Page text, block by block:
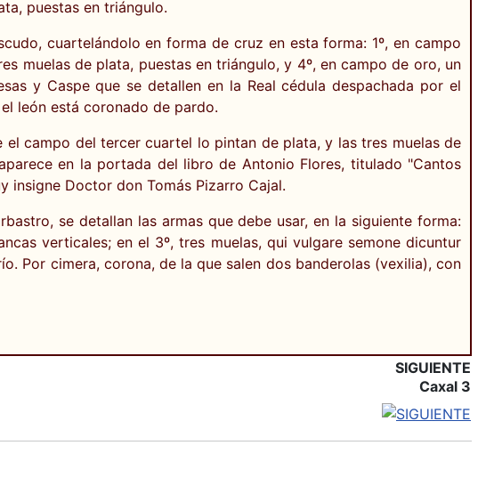
puestas en triángulo.
cuartelándolo en forma de cruz en esta forma: 1º, en campo
muelas de plata, puestas en triángulo, y 4º, en campo de oro, un
y Caspe que se detallen en la Real cédula despachada por el
león está coronado de pardo.
campo del tercer cuartel lo pintan de plata, y las tres muelas de
en la portada del libro de Antonio Flores, titulado "Cantos
insigne Doctor don Tomás Pizarro Cajal.
se detallan las armas que debe usar, en la siguiente forma:
verticales; en el 3º, tres muelas, qui vulgare semone dicuntur
Por cimera, corona, de la que salen dos banderolas (vexilia), con
SIGUIENTE
Caxal 3